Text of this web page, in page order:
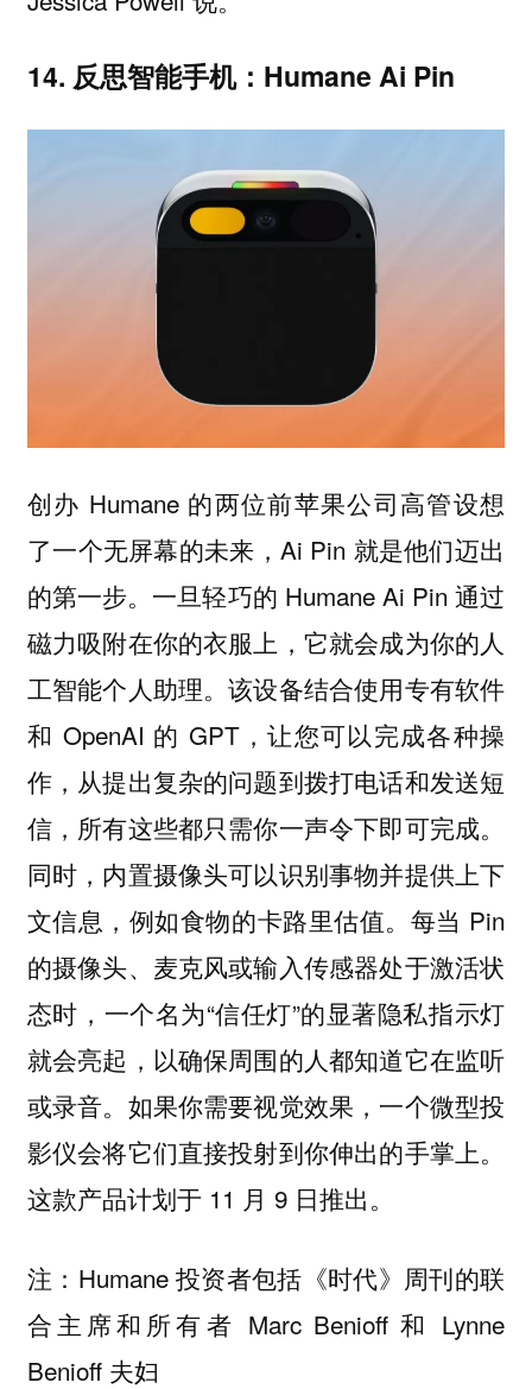
14. 反思智能手机：Humane Ai Pin
创办 Humane 的两位前苹果公司高管设想
了一个无屏幕的未来，Ai Pin 就是他们迈出
的第一步。一旦轻巧的 Humane Ai Pin 通过
磁力吸附在你的衣服上，它就会成为你的人
工智能个人助理。该设备结合使用专有软件
和 OpenAI 的 GPT，让您可以完成各种操
作，从提出复杂的问题到拨打电话和发送短
信，所有这些都只需你一声令下即可完成。
同时，内置摄像头可以识别事物并提供上下
文信息，例如食物的卡路里估值。每当 Pin
的摄像头、麦克风或输入传感器处于激活状
态时，一个名为“信任灯”的显著隐私指示灯
就会亮起，以确保周围的人都知道它在监听
或录音。如果你需要视觉效果，一个微型投
影仪会将它们直接投射到你伸出的手掌上。
这款产品计划于 11 月 9 日推出。
注：Humane 投资者包括《时代》周刊的联
合主席和所有者 Marc Benioff 和 Lynne
Benioff 夫妇